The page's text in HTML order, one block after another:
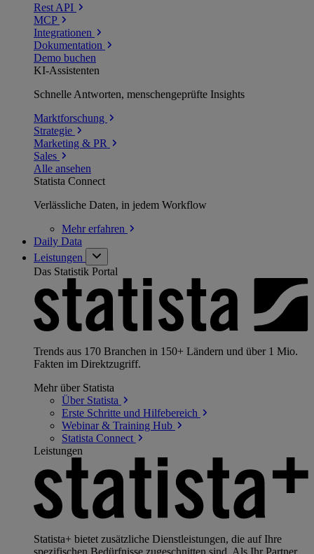
Rest API
MCP
Integrationen
Dokumentation
Demo buchen
KI-Assistenten
Schnelle Antworten, menschengeprüfte Insights
Marktforschung
Strategie
Marketing & PR
Sales
Alle ansehen
Statista Connect
Verlässliche Daten, in jedem Workflow
Mehrerfahren
Daily Data
Leistungen
Das Statistik Portal
Trends aus 170 Branchen in 150+ Ländern und über 1 Mio.
Fakten im Direktzugriff.
Mehr über Statista
Über Statista
Erste Schritte und Hilfebereich
Webinar & Training Hub
Statista Connect
Leistungen
Statista+ bietet zusätzliche Dienstleistungen, die auf Ihre
spezifischen Bedürfnisse zugeschnitten sind. Als Ihr Partner